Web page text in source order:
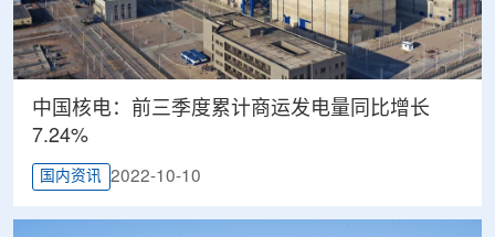
中国核电：前三季度累计商运发电量同比增长
7.24%
国内资讯 2022-10-10